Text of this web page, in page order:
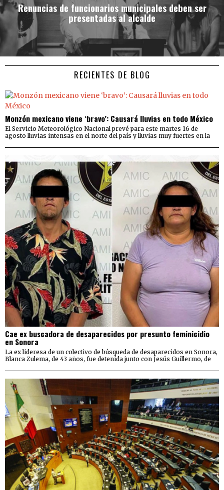
Renuncias de funcionarios municipales deben ser
presentadas al alcalde
RECIENTES DE BLOG
Monzón mexicano viene ‘bravo’: Causará lluvias en todo México
El Servicio Meteorológico Nacional prevé para este martes 16 de
agosto lluvias intensas en el norte del país y lluvias muy fuertes en la
Cae ex buscadora de desaparecidos por presunto feminicidio
en Sonora
La ex lideresa de un colectivo de búsqueda de desaparecidos en Sonora,
Blanca Zulema, de 43 años, fue detenida junto con Jesús Guillermo, de